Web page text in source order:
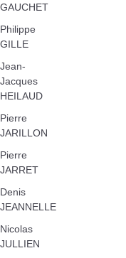
GAUCHET
Philippe
GILLE
Jean-
Jacques
HEILAUD
Pierre
JARILLON
Pierre
JARRET
Denis
JEANNELLE
Nicolas
JULLIEN